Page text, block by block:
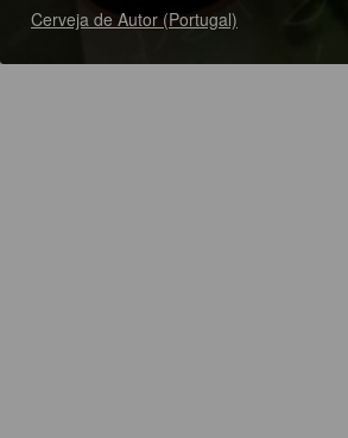
Cerveja de Autor (Portugal)